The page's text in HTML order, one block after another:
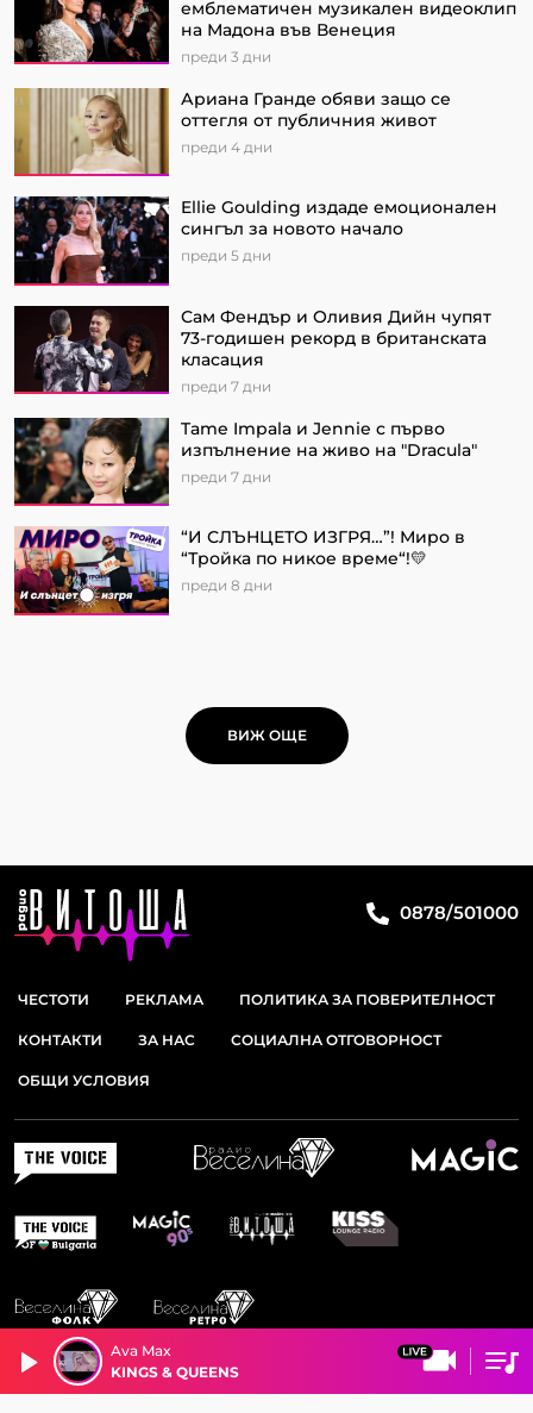
Ava Max
KINGS & QUEENS
емблематичен музикален видеоклип
на Мадона във Венеция
преди 3 дни
Ариана Гранде обяви защо се
оттегля от публичния живот
преди 4 дни
Ellie Goulding издаде емоционален
сингъл за новото начало
преди 5 дни
Сам Фендър и Оливия Дийн чупят
73-годишен рекорд в британската
класация
преди 7 дни
Tame Impala и Jennie с първо
изпълнение на живо на "Dracula"
преди 7 дни
“И СЛЪНЦЕТО ИЗГРЯ…”! Миро в
“Тройка по никое време“!💛
преди 8 дни
ВИЖ ОЩЕ
0878/501000
ЧЕСТОТИ РЕКЛАМА ПОЛИТИКА ЗА ПОВЕРИТЕЛНОСТ
КОНТАКТИ ЗА НАС СОЦИАЛНА ОТГОВОРНОСТ
ОБЩИ УСЛОВИЯ